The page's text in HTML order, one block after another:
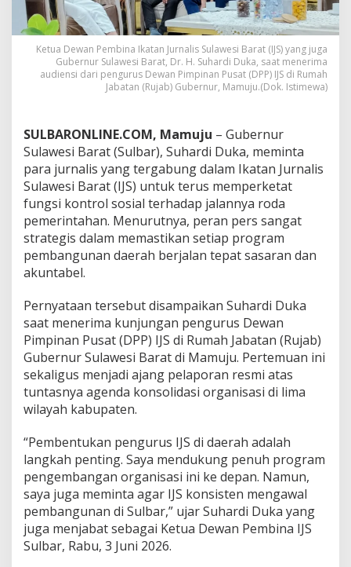
D
u
k
a
,
D
P
J
S
L
p
o
r
k
a
n
m
p
u
n
g
n
y
r
u
k
t
r
d
i
Ketua Dewan Pembina Ikatan Jurnalis Sulawesi Barat (IJS) yang juga
Gubernur Sulawesi Barat, Dr. H. Suhardi Duka, saat menerima
audiensi dari pengurus Dewan Pimpinan Pusat (DPP) IJS di Rumah
Jabatan (Rujab) Gubernur, Mamuju.(Dok. Istimewa)
SULBARONLINE.COM, Mamuju – Gubernur
Sulawesi Barat (Sulbar), Suhardi Duka, meminta
para jurnalis yang tergabung dalam Ikatan Jurnalis
Sulawesi Barat (IJS) untuk terus memperketat
fungsi kontrol sosial terhadap jalannya roda
pemerintahan. Menurutnya, peran pers sangat
strategis dalam memastikan setiap program
pembangunan daerah berjalan tepat sasaran dan
akuntabel.
Pernyataan tersebut disampaikan Suhardi Duka
saat menerima kunjungan pengurus Dewan
Pimpinan Pusat (DPP) IJS di Rumah Jabatan (Rujab)
Gubernur Sulawesi Barat di Mamuju. Pertemuan ini
sekaligus menjadi ajang pelaporan resmi atas
tuntasnya agenda konsolidasi organisasi di lima
wilayah kabupaten.
“Pembentukan pengurus IJS di daerah adalah
langkah penting. Saya mendukung penuh program
pengembangan organisasi ini ke depan. Namun,
saya juga meminta agar IJS konsisten mengawal
pembangunan di Sulbar,” ujar Suhardi Duka yang
juga menjabat sebagai Ketua Dewan Pembina IJS
Sulbar, Rabu, 3 Juni 2026.